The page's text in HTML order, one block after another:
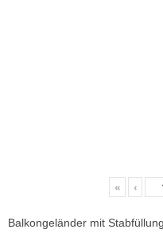
« ‹
Balkongeländer mit